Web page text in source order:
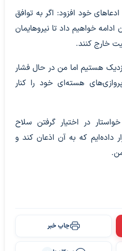
خود افزود: اگر به توافق
خواهیم داد تا نیروهایمان
خارج کنند.
هستیم اما من در حال فشار
هسته‌ای خود را کنار
در اختیار گرفتن سلاح
داده‌ایم که به آن اذعان کند و
چاپ خبر